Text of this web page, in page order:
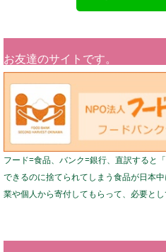
お友達のサイトです。
フード=食品、バンク=銀行、直訳すると
できるのに捨てられてしまう食品が日本
業や個人から寄付してもらって、必要とし